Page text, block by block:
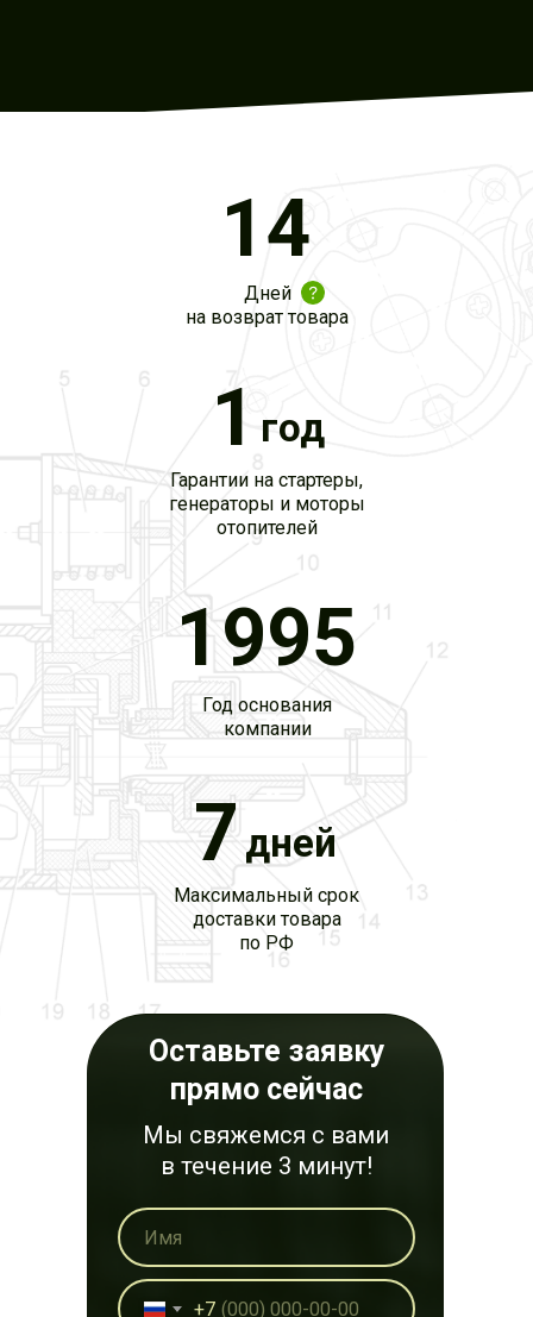
Оставьте заявку
прямо сейчас
Мы свяжемся с вами
в течение 3 минут!
+7
14
Дней
на возврат товара
1995
Год основания
компании
1
Гарантии на стартеры,
генераторы и моторы
отопителей
7дней
год
Максимальный срок
доставки товара
по РФ